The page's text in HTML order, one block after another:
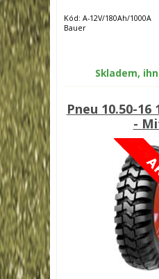
Kód: A-12V/180Ah/1000A
Bauer
Skladem,
Pneu 10.50-16
-